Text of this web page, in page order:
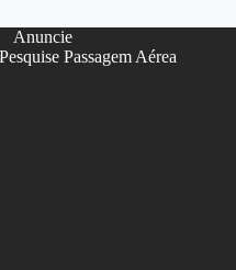
Anuncie
Passagem Aérea